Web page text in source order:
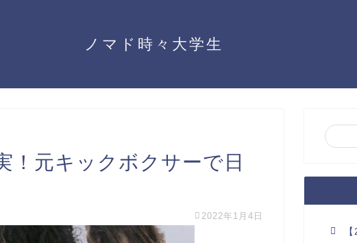
ノマド時々大学生
！元キックボクサーで日
2022年1月4日